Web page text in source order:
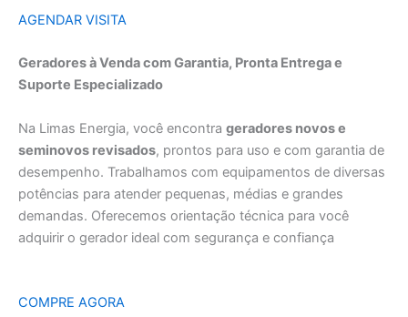
AGENDAR VISITA
Geradores à Venda com Garantia, Pronta Entrega e
Suporte Especializado
Na Limas Energia, você encontra geradores novos e
seminovos revisados, prontos para uso e com garantia de
desempenho. Trabalhamos com equipamentos de diversas
potências para atender pequenas, médias e grandes
demandas. Oferecemos orientação técnica para você
adquirir o gerador ideal com segurança e confiança
COMPRE AGORA